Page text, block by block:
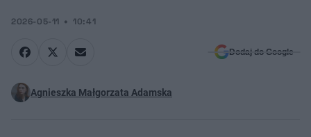
2026-05-11 10:41
Dodaj do Google
Agnieszka Małgorzata Adamska